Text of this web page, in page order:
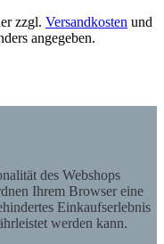
zzgl. Versandkosten und
angegeben.
des Webshops
Ihrem Browser eine
Einkaufserlebnis
werden kann.